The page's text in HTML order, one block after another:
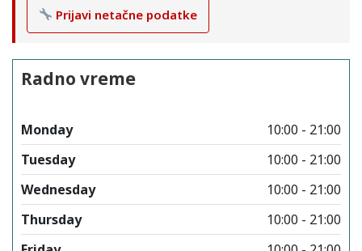
Prijavi netačne podatke
Radno vreme
Monday
10:00 - 21:00
Tuesday
10:00 - 21:00
Wednesday
10:00 - 21:00
Thursday
10:00 - 21:00